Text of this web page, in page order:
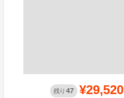
残り 47 ¥29,520